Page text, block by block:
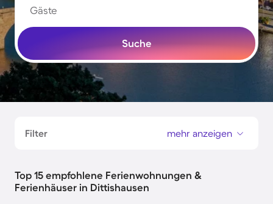
Gäste
Suche
Filter mehr anzeigen
Top 15 empfohlene Ferienwohnungen &
Ferienhäuser in Dittishausen